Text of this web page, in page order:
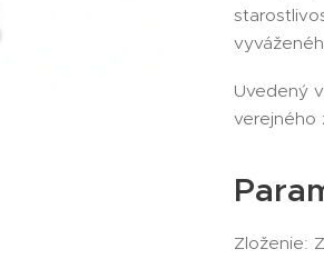
Uvedený
verejného
Zloženie: